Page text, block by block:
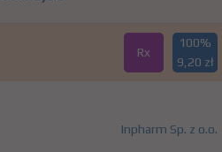
Rx
100%
9,20 zł
Inpharm Sp. z o.o.